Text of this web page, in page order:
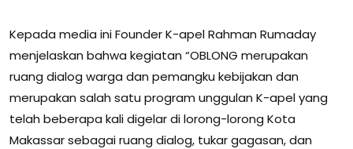
Kepada media ini Founder K-apel Rahman Rumaday
menjelaskan bahwa kegiatan “OBLONG merupakan
ruang dialog warga dan pemangku kebijakan dan
merupakan salah satu program unggulan K-apel yang
telah beberapa kali digelar di lorong-lorong Kota
Makassar sebagai ruang dialog, tukar gagasan, dan